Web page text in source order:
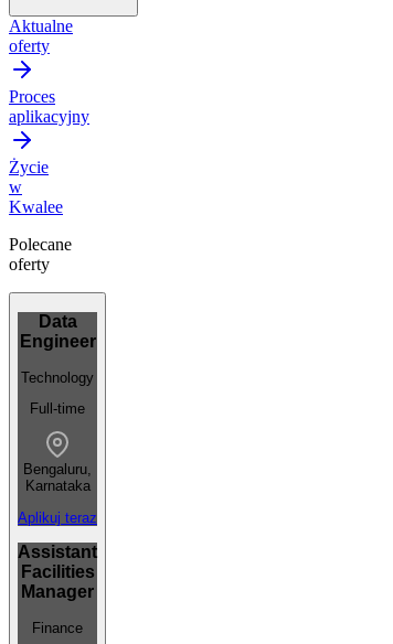
Aktualne
oferty
Proces
aplikacyjny
Życie
w
Kwalee
Polecane
oferty
Data
Engineer
Technology
Full-time
Bengaluru,
Karnataka
Aplikuj teraz
Assistant
Facilities
Manager
Finance